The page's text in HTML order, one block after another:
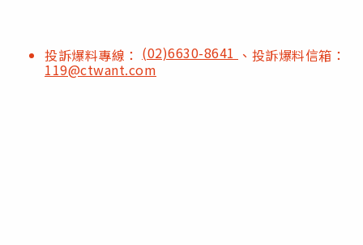
投訴爆料專線： (02)6630-8641 、投訴爆料信箱：
119@ctwant.com